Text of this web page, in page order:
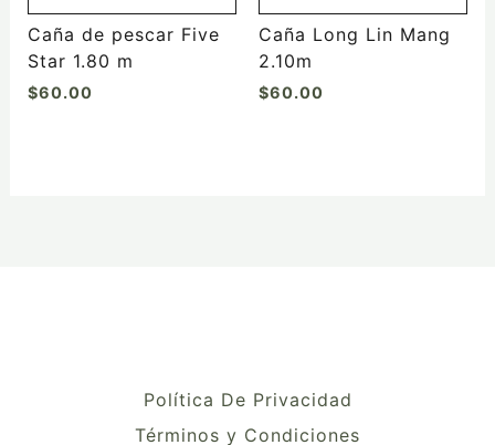
Caña de pescar Five
Star 1.80 m
$60.00
Caña Long Lin Mang
2.10m
$60.00
Política De Privacidad
Términos y Condiciones